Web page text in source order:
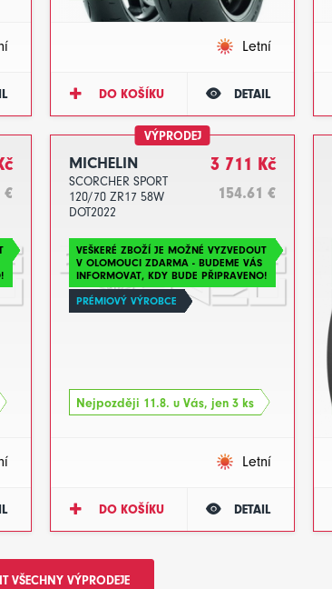
Letní
DO KOŠÍKU DETAIL
€
VÝPRODEJ
MICHELIN
SCORCHER SPORT
120/70 ZR17 58W
DOT2022
3 711 Kč
154.61 €
VEŠKERÉ ZBOŽÍ JE MOŽNÉ VYZVEDOUT
V OLOMOUCI ZDARMA - BUDEME VÁS
INFORMOVAT, KDY BUDE PŘIPRAVENO!
PRÉMIOVÝ VÝROBCE
Nejpozději 11.8. u Vás, jen 3 ks
Letní
DO KOŠÍKU DETAIL
VŠECHNY VÝPRODEJE